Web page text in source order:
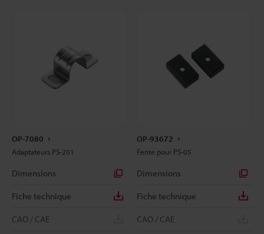
OP-7080
Adaptateurs PS-201
Dimensions
Fiche technique
CAO / CAE
OP-93672
Fente pour PS-05
Dimensions
Fiche technique
CAO / CAE